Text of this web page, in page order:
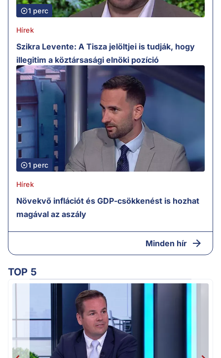
1 perc
Hírek
Szikra Levente: A Tisza jelöltjei is tudják, hogy
illegitim a köztársasági elnöki pozíció
1 perc
Hírek
Növekvő inflációt és GDP-csökkenést is hozhat
magával az aszály
Minden hír
TOP 5